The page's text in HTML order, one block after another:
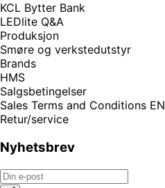
KCL Bytter Bank
LEDlite Q&A
Produksjon
Smøre og verkstedutstyr
Brands
HMS
Salgsbetingelser
Sales Terms and Conditions EN
Retur/service
Nyhetsbrev